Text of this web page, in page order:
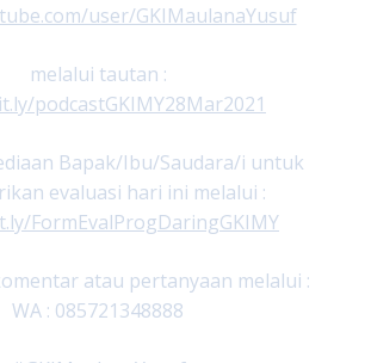
user/GKIMaulanaYusuf
melalui tautan :
podcastGKIMY28Mar2021
Bapak/Ibu/Saudara/i untuk
evaluasi hari ini melalui :
FormEvalProgDaringGKIMY
atau pertanyaan melalui :
WA : 085721348888